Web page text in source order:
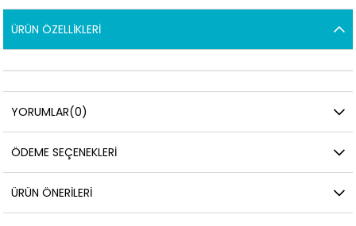
ÜRÜN ÖZELLIKLERI
YORUMLAR(0)
ÖDEME SEÇENEKLERI
ÜRÜN ÖNERILERI